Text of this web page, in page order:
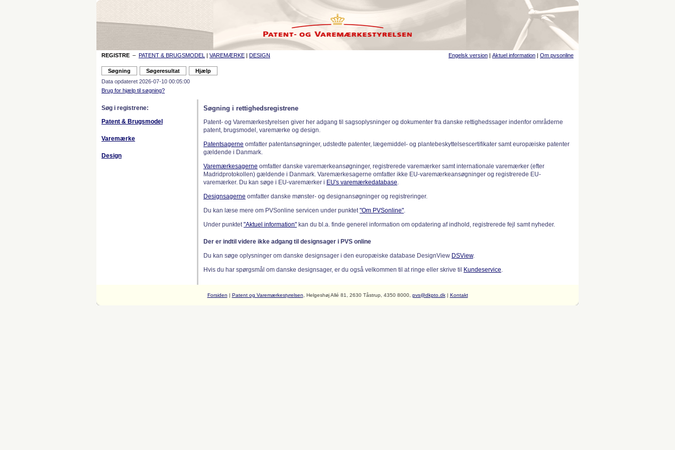
REGISTRE – PATENT & BRUGSMODEL | VAREMÆRKE | DESIGN Engelsk version | Aktuel information | Om pvsonline
Data opdateret 2026-07-10 00:05:00
Brug for hjælp til søgning?
Søg i registrene:
Patent & Brugsmodel
Varemærke
Design
Søgning i rettighedsregistrene
Patent- og Varemærkestyrelsen giver her adgang til sagsoplysninger og dokumenter fra danske rettighedssager indenfor områderne
patent, brugsmodel, varemærke og design.
Patentsagerne omfatter patentansøgninger, udstedte patenter, lægemiddel- og plantebeskyttelsescertifikater samt europæiske patenter
gældende i Danmark.
Varemærkesagerne omfatter danske varemærkeansøgninger, registrerede varemærker samt internationale varemærker (efter
Madridprotokollen) gældende i Danmark. Varemærkesagerne omfatter ikke EU-varemærkeansøgninger og registrerede EU-
varemærker. Du kan søge i EU-varemærker i EU's varemærkedatabase.
Designsagerne omfatter danske mønster- og designansøgninger og registreringer.
Du kan læse mere om PVSonline servicen under punktet"Om PVSonline".
Under punktet"Aktuel information" kan du bl.a. finde generel information om opdatering af indhold, registrerede fejl samt nyheder.
Der er indtil videre ikke adgang til designsager i PVS online
Du kan søge oplysninger om danske designsager i den europæiske database DesignView DSView.
Hvis du har spørgsmål om danske designsager, er du også velkommen til at ringe eller skrive til
Kundeservice.
Forsiden | Patent og Varemærkestyrelsen , Helgeshøj Allé 81, 2630 Tåstrup, 4350 8000, pvs@dkpto.dk| Kontakt